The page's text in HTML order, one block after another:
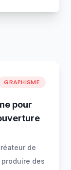
GRAPHISME
pour
de
des